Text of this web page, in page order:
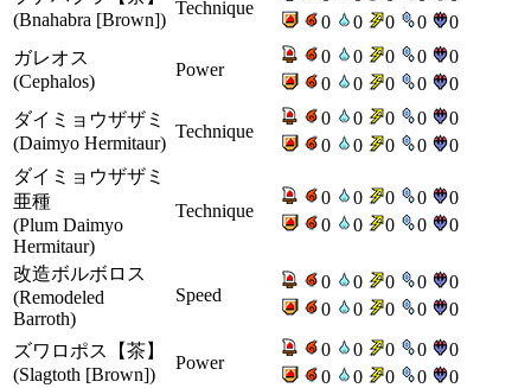
(Bnahabra [Brown])
Technique
0
0 0 0
0
ガレオス
(Cephalos)
Power
0 0 0 0
0
0
0 0 0
0
ダイミョウザザミ
(Daimyo Hermitaur)
Technique
0 0 0 0
0
0
0 0 0
0
ダイミョウザザミ
亜種
(Plum Daimyo
Hermitaur)
Technique
0 0 0 0
0
0
0 0 0 0
改造ボルボロス
(Remodeled
Barroth)
Speed
0 0 0 0
0
0
0 0 0 0
ズワロポス【茶】
(Slagtoth [Brown])
Power
0 0 0 0
0
0
0 0 0
0